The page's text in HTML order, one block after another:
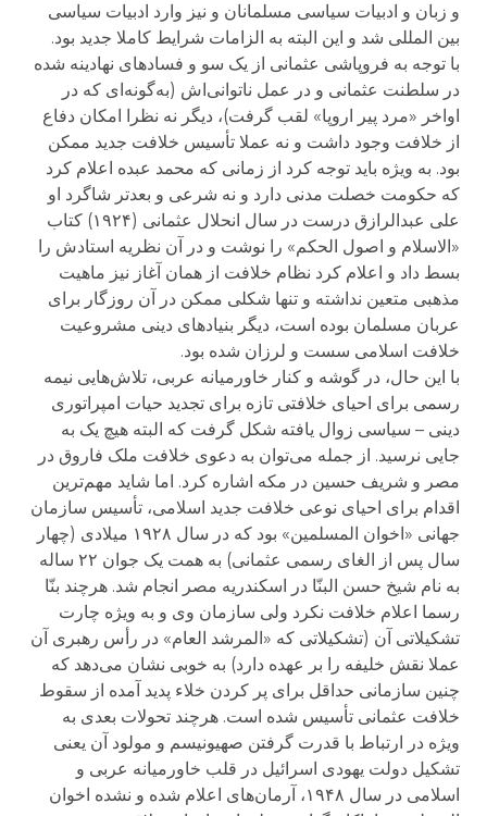
و زبان و ادبیات سیاسی مسلمانان و نیز وارد ادبیات سیاسی
بین المللی شد و این البته به الزامات شرایط کاملا جدید بود.
با توجه به فروپاشی عثمانی از یک سو و فسادهای نهادینه شده
در سلطنت عثمانی و در عمل ناتوانی‌اش (به‌گونه‌ای که در
اواخر «مرد پیر اروپا» لقب گرفت)، دیگر نه نظرا امکان دفاع
از خلافت وجود داشت و نه عملا تأسیس خلافت جدید ممکن
بود. به ویژه باید توجه کرد از زمانی که محمد عبده اعلام کرد
که حکومت خصلت مدنی دارد و نه شرعی و بعدتر شاگرد او
علی عبدالرازق درست در سال انحلال عثمانی (۱۹۲۴) کتاب
«الاسلام و اصول الحکم» را نوشت و در آن نظریه استادش را
بسط داد و اعلام کرد نظام خلافت از همان آغاز نیز ماهیت
مذهبی متعین نداشته و تنها شکلی ممکن در آن روزگار برای
عربان مسلمان بوده است، دیگر بنیادهای دینی مشروعیت
خلافت اسلامی سست و لرزان شده بود.
با این حال، در گوشه و کنار خاورمیانه عربی، تلاش‌هایی نیمه
رسمی برای احیای خلافتی تازه برای تجدید حیات امپراتوری
دینی – سیاسی زوال یافته شکل گرفت که البته هیچ یک به
جایی نرسید. از جمله می‌توان به دعوی خلافت ملک فاروق در
مصر و شریف حسین در مکه اشاره کرد. اما شاید مهم‌ترین
اقدام برای احیای نوعی خلافت جدید اسلامی، تأسیس سازمان
جهانی «اخوان المسلمین» بود که در سال ۱۹۲۸ میلادی (چهار
سال پس از الغای رسمی عثمانی) به همت یک جوان ۲۲ ساله
به نام شیخ حسن البنّا در اسکندریه مصر انجام شد. هرچند بنّا
رسما اعلام خلافت نکرد ولی سازمان وی و به ویژه چارت
تشکیلاتی آن (تشکیلاتی که «المرشد العام» در رأس رهبری آن
عملا نقش خلیفه را بر عهده دارد) به خوبی نشان می‌دهد که
چنین سازمانی حداقل برای پر کردن خلاء پدید آمده از سقوط
خلافت عثمانی تأسیس شده است. هرچند تحولات بعدی به
ویژه در ارتباط با قدرت گرفتن صهیونیسم و مولود آن یعنی
تشکیل دولت یهودی اسرائیل در قلب خاورمیانه عربی و
اسلامی در سال ۱۹۴۸، آرمان‌های اعلام شده و نشده اخوان